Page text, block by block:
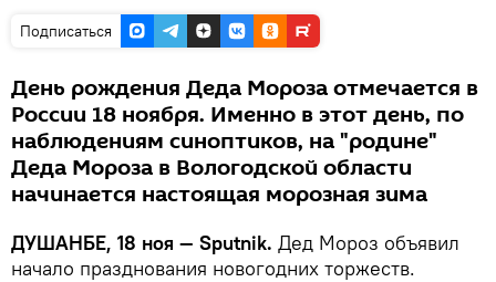
Подписаться
День рождения Деда Мороза отмечается в
России 18 ноября. Именно в этот день, по
наблюдениям синоптиков, на "родине"
Деда Мороза в Вологодской области
начинается настоящая морозная зима
ДУШАНБЕ, 18 ноя — Sputnik. Дед Мороз объявил
начало празднования новогодних торжеств.